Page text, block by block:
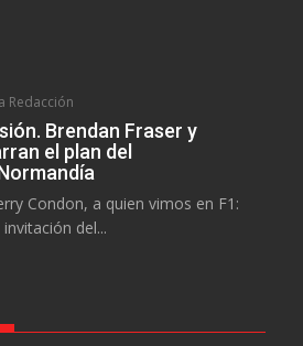
Redacción
Brendan Fraser y
el plan del
Condon, a quien vimos en F1:
del...